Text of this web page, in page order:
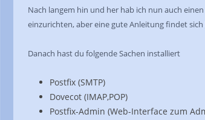
Nach langem hin und her hab ich nun auch
einzurichten, aber eine gute Anleitung findet sich
Danach hast du folgende Sachen installiert
Postfix (SMTP)
Dovecot (IMAP,POP)
Postfix-Admin (Web-Interface zum